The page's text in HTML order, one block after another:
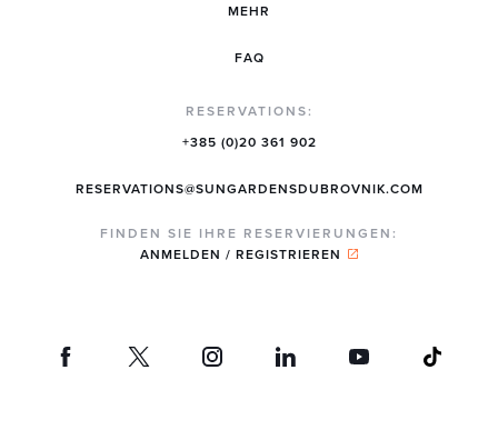
MEHR
FAQ
RESERVATIONS:
+385 (0)20 361 902
RESERVATIONS@SUNGARDENSDUBROVNIK.COM
FINDEN SIE IHRE RESERVIERUNGEN:
ANMELDEN / REGISTRIEREN